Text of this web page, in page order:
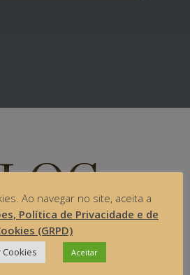
artigos
Ao navegar no site, aceita a
Política de Privacidade e de
(GRPD)
Cookies Aceitar